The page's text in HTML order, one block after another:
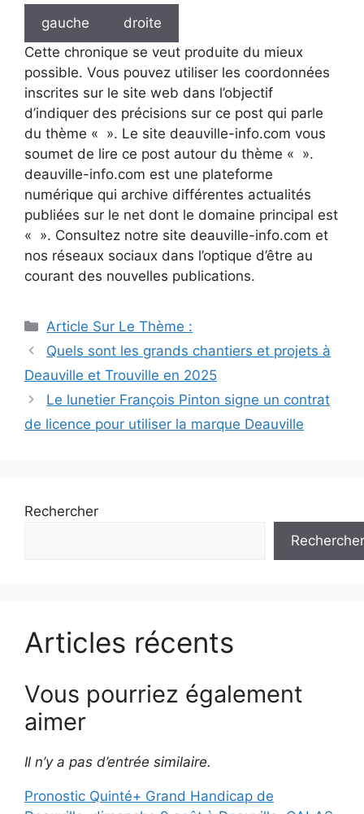
gauche
droite
Cette chronique se veut produite du mieux
possible. Vous pouvez utiliser les coordonnées
inscrites sur le site web dans l’objectif
d’indiquer des précisions sur ce post qui parle
du thème « ». Le site deauville-info.com vous
soumet de lire ce post autour du thème « ».
deauville-info.com est une plateforme
numérique qui archive différentes actualités
publiées sur le net dont le domaine principal est
« ». Consultez notre site deauville-info.com et
nos réseaux sociaux dans l’optique d’être au
courant des nouvelles publications.
Catégories
Article Sur Le Thème :
Navigation
des
Quels sont les grands chantiers et projets à
Deauville et Trouville en 2025
Le lunetier François Pinton signe un contrat
de licence pour utiliser la marque Deauville
Rechercher
Rechercher
Articles récents
Vous pourriez également
aimer
Il n’y a pas d’entrée similaire.
Pronostic Quinté+ Grand Handicap de